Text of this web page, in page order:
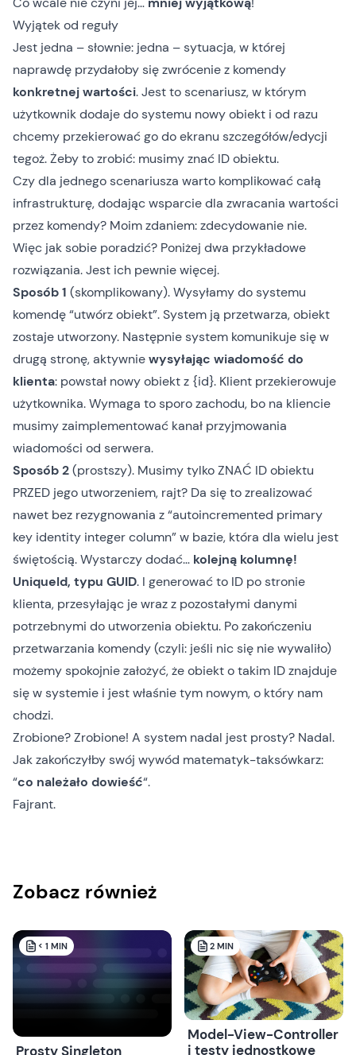
Wyjątekod reguły
Jest jedna – słownie: jedna – sytuacja, w której
naprawdę przydałoby się zwrócenie z komendy
konkretnej wartości. Jest to scenariusz, w którym
użytkownik dodaje do systemu nowy obiekt i od razu
chcemy przekierować go do ekranu szczegółów/edycji
tegoż. Żeby to zrobić: musimy znać ID obiektu.
Czy dla jednego scenariusza warto komplikować całą
infrastrukturę, dodając wsparcie dla zwracania wartości
przez komendy? Moim zdaniem: zdecydowanie nie.
Więc jak sobie poradzić? Poniżej dwa przykładowe
rozwiązania. Jest ich pewnie więcej.
Sposób 1 (skomplikowany). Wysyłamy do systemu
komendę “utwórz obiekt”. System ją przetwarza, obiekt
zostaje utworzony. Następnie system komunikuje się w
drugą stronę, aktywniewysyłając wiadomość do
klienta: powstał nowy obiekt z {id}. Klient przekierowuje
użytkownika. Wymaga to sporo zachodu, bo na kliencie
musimy zaimplementować kanał przyjmowania
wiadomości od serwera.
Sposób 2(prostszy). Musimy tylko ZNAĆ ID obiektu
PRZED jego utworzeniem, rajt? Da się to zrealizować
nawet bez rezygnowania z “autoincremented primary
key identity integer column” w bazie, która dla wielu jest
świętością. Wystarczy dodać… kolejną kolumnę!
UniqueId, typu GUID. I generować to ID po stronie
klienta, przesyłając je wraz z pozostałymi danymi
potrzebnymi do utworzenia obiektu. Po zakończeniu
przetwarzania komendy (czyli: jeśli nic się nie wywaliło)
możemy spokojnie założyć, że obiekt o takim ID znajduje
się w systemie i jest właśnie tym nowym, o który nam
chodzi.
Zrobione? Zrobione! A system nadal jest prosty? Nadal.
Jak zakończyłby swój wywód matematyk-taksówkarz:
“co należało dowieść“.
Fajrant.
Zobacz również
< 1 MIN
Prosty Singleton
2 MIN
Model-View-Controller
i testy jednostkowe